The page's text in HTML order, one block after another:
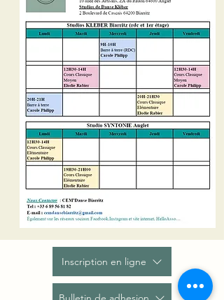
Inscription en ligne